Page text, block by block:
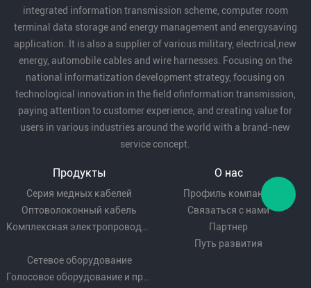
integrated information transmission scheme, computer room
terminal data storage and energy management and energysaving
application. It is also a supplier of various military, electrical,new
energy, automobile cables and wire harnesses. Focusing on the
national informatization development strategy, focusing on
technological innovation in the field ofinformation transmission,
paying attention to customer experience, and creating value for
users in various industries around the world with a brand-new
service concept.
Продукты
Серия медных кабелей
Оптоволоконный кабель
Сетевое оборудование
О нас
Профиль компании
Связаться с нами
Партнер
Путь развития